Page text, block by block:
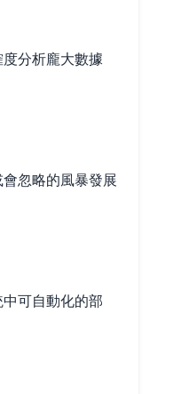
分析龐大數據
忽略的風暴發展
可自動化的部